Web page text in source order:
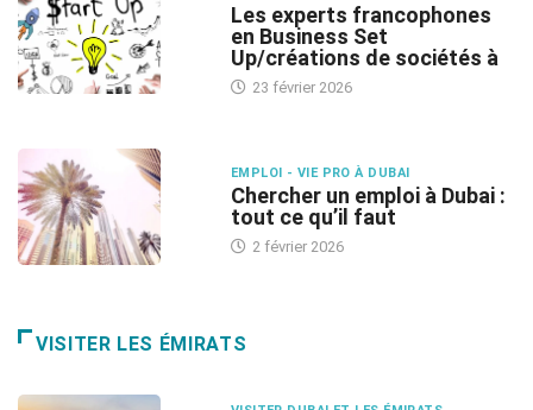
Les experts francophones
en Business Set
Up/créations de sociétés à
23 février 2026
EMPLOI - VIE PRO À DUBAI
Chercher un emploi à Dubai :
tout ce qu’il faut
2 février 2026
VISITER LES ÉMIRATS